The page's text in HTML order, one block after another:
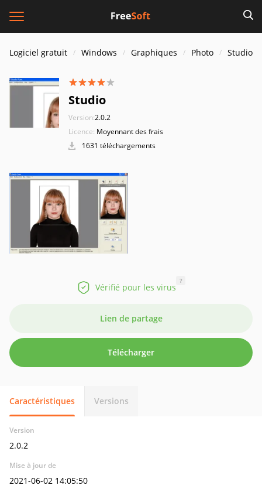
Logiciel gratuit Windows Graphiques Photo Studio
Studio
Version:2.0.2
Licence: Moyennant des frais
1631 téléchargements
Vérifié pour les virus
?
Lien de partage
Télécharger
Caractéristiques Versions
Version
2.0.2
Mise à jour de
2021-06-02 14:05:50